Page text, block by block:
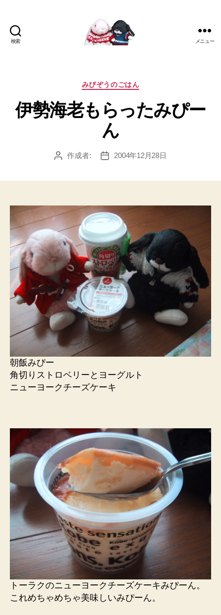
検索
ぴ
う
Blog
メニュー
カ
ゴ
リ
ー
みぴぞうのごはん
伊勢海老もらったみぴー
ん
投
作成者:
投
2004年12月28日
朝飯みぴー
角切りストロベリーとヨーグルト
ニューヨークチーズケーキ
トーラクのニューヨークチーズケーキみぴーん。
これめちゃめちゃ美味しいみぴーん。